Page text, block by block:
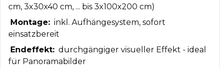
cm, 3x30x40 cm, ... bis 3x100x200 cm)
Montage: inkl. Aufhängesystem, sofort
einsatzbereit
Endeffekt: durchgängiger visueller Effekt - ideal
für Panoramabilder